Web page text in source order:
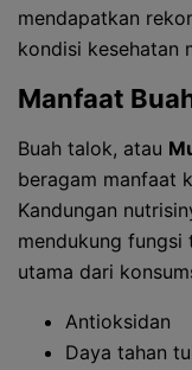
mendapatkan
kondisi kesehatan
Manfaat
Buah talok, atau
beragam manfaat
Kandungan
mendukung fungsi
utama dari
Antioksidan
Daya tahan